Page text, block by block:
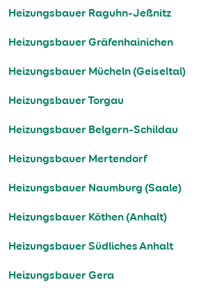
Heizungsbauer Raguhn-Jeßnitz
Heizungsbauer Gräfenhainichen
Heizungsbauer Mücheln (Geiseltal)
Heizungsbauer Torgau
Heizungsbauer Belgern-Schildau
Heizungsbauer Mertendorf
Heizungsbauer Naumburg (Saale)
Heizungsbauer Köthen (Anhalt)
Heizungsbauer Südliches Anhalt
Heizungsbauer Gera